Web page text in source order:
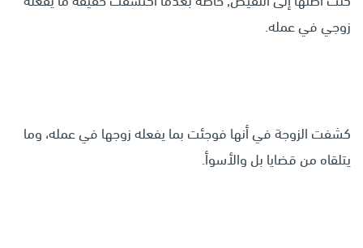
زوجي في عمله.
كشفت الزوجة في أنها فوجئت بما يفعله زوجها في عمله، وما
يتلقاه من قضايا بل والأسوأ.